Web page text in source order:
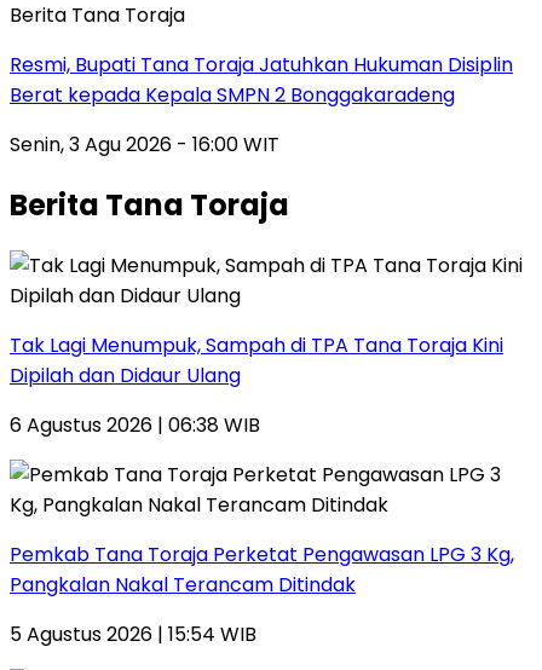
Berita Tana Toraja
Resmi, Bupati Tana Toraja Jatuhkan Hukuman Disiplin
Berat kepada Kepala SMPN 2 Bonggakaradeng
Senin, 3 Agu 2026 - 16:00 WIT
Berita Tana Toraja
Tak Lagi Menumpuk, Sampah di TPA Tana Toraja Kini
Dipilah dan Didaur Ulang
6 Agustus 2026 | 06:38 WIB
Pemkab Tana Toraja Perketat Pengawasan LPG 3 Kg,
Pangkalan Nakal Terancam Ditindak
5 Agustus 2026 | 15:54 WIB